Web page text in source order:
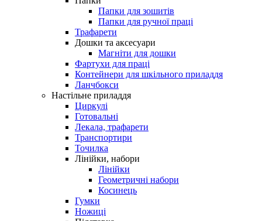
Папки для зошитів
Папки для ручної праці
Трафарети
Дошки та аксесуари
Магніти для дошки
Фартухи для праці
Контейнери для шкільного приладдя
Ланчбокси
Настільне приладдя
Циркулі
Готовальні
Лекала, трафарети
Транспортири
Точилка
Лінійки, набори
Лінійки
Геометричні набори
Косинець
Гумки
Ножиці